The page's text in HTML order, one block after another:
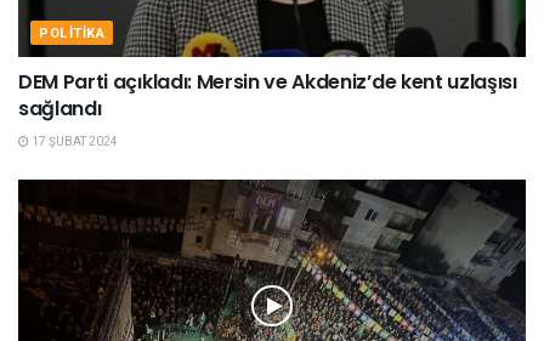
POLITIKA
DEM Parti açıkladı: Mersin ve Akdeniz’de kent uzlaşısı
sağlandı
17 ŞUBAT 2024